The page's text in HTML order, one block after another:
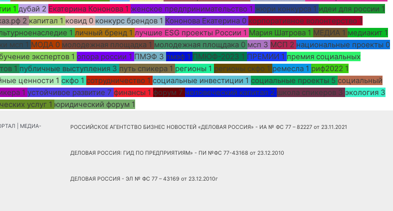
1 дубай 2 Екатерина Кононова 1 женское предпринимательство 1 жюри конкурса 1 идеи для россии 1
2 капитал 1 ковид 0 конкурс брендов 1 Кононова Екатерина 0 корпоративное волонтерство 1
1 личный бренд 1 лучшие ESG проекты России 1 Мария Шатрова 1 МЕДИА 1 медиакит 1
мсп 1 МОДА 0 молодежная площадка 1 молодежная площдака 0 мсп 3 МСП 2 национальные проекты 0
экспертов 1 опора россии 1 ПМЭФ 3 пмэф 1 ПМЮФ-2023 1 ПРЕМИИ 1 премия социальных
1 публичные выступления 3 путь спикера 1 регионы 1 регионы скфо 1 ремесла 1 риф2022 1
ценности 1 скфо 1 сотрудничество 1 социальные инвестиции 1 социальные проекты 5 социальный
1 устойчивое развитие 7 финансы 1 форум 7 человеческий капитал 2 школа спикеров 3 экология 3
услуг 1 юридический форум 1
| МЕДИА-
РОССИЙСКОЕ АГЕНТСТВО БИЗНЕС НОВОСТЕЙ «ДЕЛОВАЯ РОССИЯ» - ИА № ФС 77 – 82227 от 23.11.2021
ДЕЛОВАЯ РОССИЯ: ГИД ПО ПРЕДПРИЯТИЯМ» - ПИ №ФС 77-43168 от 23.12.2010
ДЕЛОВАЯ РОССИЯ - ЭЛ № ФС 77 – 43169 от 23.12.2010г